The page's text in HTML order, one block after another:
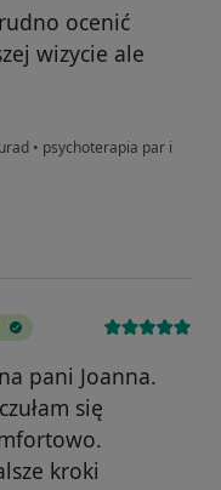
ocenić
wizycie ale
• psychoterapia par i
pani Joanna.
się
kroki